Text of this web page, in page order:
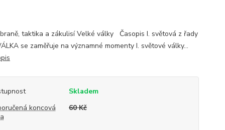
taktika a zákulisí Velké války Časopis I. světová z řady
se zaměřuje na významné momenty I. světové války...
Skladem
koncová
60 Kč